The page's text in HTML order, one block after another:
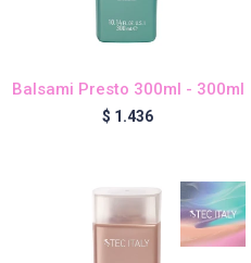
Balsami Presto 300ml - 300ml
$ 1.436